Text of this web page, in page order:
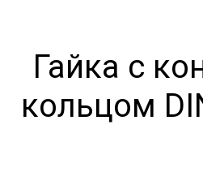
Гайка с
кольцом